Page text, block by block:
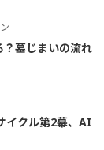
？墓じまいの流れ
イクル第2幕、AI